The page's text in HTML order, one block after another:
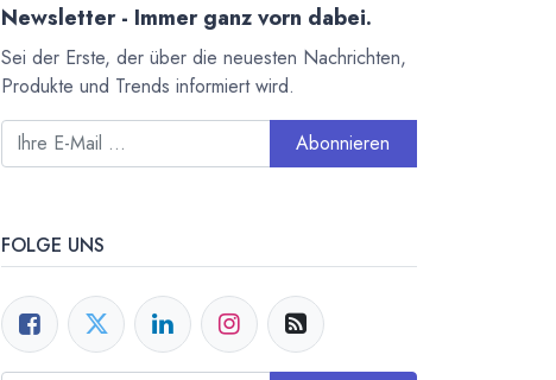
Newsletter - Immer ganz vorn dabei.
Sei der Erste, der über die neuesten Nachrichten,
Produkte und Trends informiert wird.
Abonnieren
FOLGE UNS